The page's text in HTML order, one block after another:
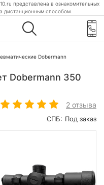
представлена в ознакомительных
дистанционным способом.
Dobermann
Dobermann 350
2 отзыва
СПБ: Под заказ